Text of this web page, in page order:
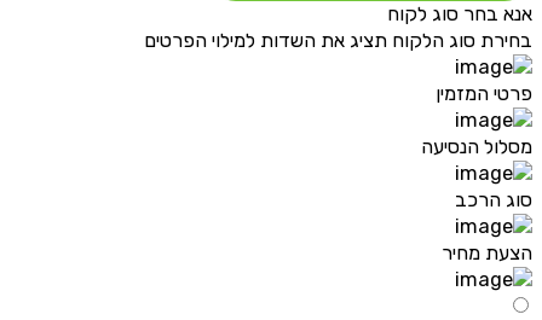
אנא בחר סוג לקוח
בחירת סוג הלקוח תציג את השדות למילוי הפרטים
פרטי המזמין
מסלול הנסיעה
סוג הרכב
הצעת מחיר